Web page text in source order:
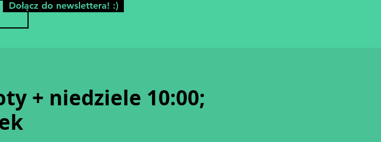
+ niedziele 10:00;
Dołącz do newslettera! :)